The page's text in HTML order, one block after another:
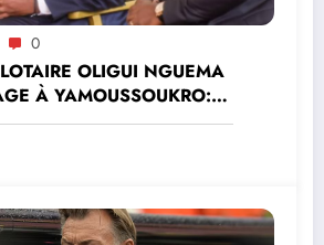
0
OLIGUI NGUEMA
À YAMOUSSOUKRO:LE
CLAUDE DANHO
LA CÉRÉMONIE